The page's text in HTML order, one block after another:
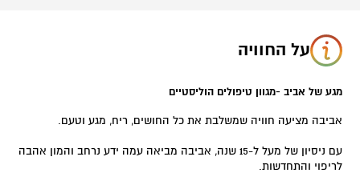
על החוויה
מגע של אביב -מגוון טיפולים הוליסטיים
אביבה מציעה חוויה שמשלבת את כל החושים, ריח, מגע וטעם.
עם ניסיון של מעל ל-15 שנה, אביבה מביאה עמה ידע נרחב והמון אהבה
לריפוי והתחדשות.